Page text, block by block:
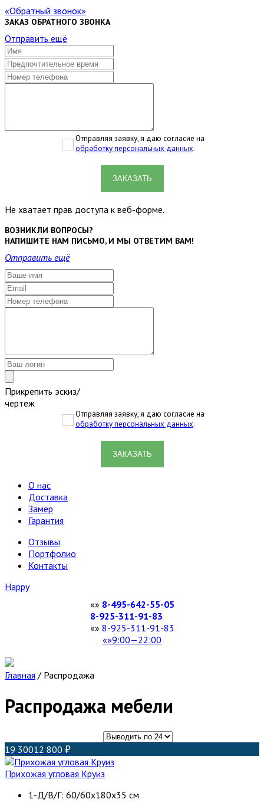
Обратный звонок
ЗАКАЗ ОБРАТНОГО ЗВОНКА
Отправить ещё
Отправляя заявку, я даю согласие на
обработку персональных данных.
ЗАКАЗАТЬ
Не хватает прав доступа к веб-форме.
ВОЗНИКЛИ ВОПРОСЫ?
НАПИШИТЕ НАМ ПИСЬМО, И МЫ ОТВЕТИМ ВАМ!
Отправить ещё
Прикрепить эскиз/
чертеж
Отправляя заявку, я даю согласие на
обработку персональных данных.
ЗАКАЗАТЬ
О нас
Доставка
Замер
Гарантия
Отзывы
Портфолио
Контакты
Happy
8-495-642-55-05
8-925-311-91-83
8-925-311-91-83
9:00—22:00
Главная / Распродажа
Распродажа мебели
19 30012 800
Прихожая угловая Круиз
1-Д/В/Г: 60/60x180x35 см